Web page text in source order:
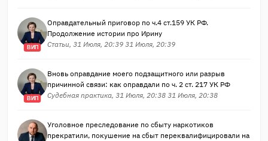
ВИП
Оправдательный приговор по ч.4 ст.159 УК РФ.
Продолжение истории про Ирину
Статьи, 31 Июля, 20:39 31 Июля, 20:39
ВИП
Вновь оправдание моего подзащитного или разрыв
причинной связи: как оправдали по ч. 2 ст. 217 УК РФ
Судебная практика, 31 Июля, 20:38 31 Июля, 20:38
Уголовное преследование по сбыту наркотиков
прекратили, покушение на сбыт переквалифицировали на